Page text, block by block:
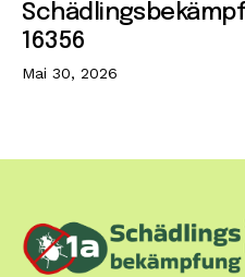
16356
Mai 30, 2026